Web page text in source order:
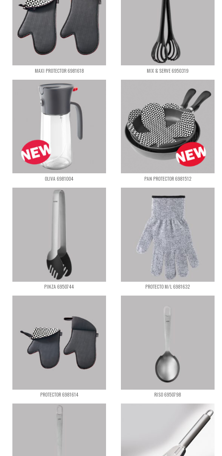
MAXI PROTECTOR 6981618 MIX & SERVE 6950319
OLIVA 6981004 PAN PROTECTOR 6981512
PINZA 6950744 PROTECTO M/L 6981632
PROTECTOR 6981614 RISO 6950798